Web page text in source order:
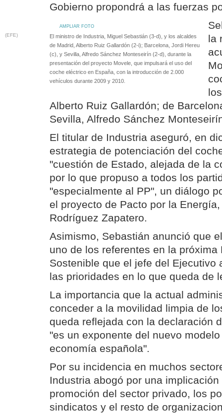
Gobierno propondrá a las fuerzas
AMPLIAR FOTO
(EFE)
El ministro de Industria, Miguel Sebastián (3-d), y los alcaldes
de Madrid, Alberto Ruiz Gallardón (2-i); Barcelona, Jordi Hereu
(c), y Sevilla, Alfredo Sánchez Monteseirín (2-d), durante la
presentación del proyecto Movele, que impulsará el uso del
coche eléctrico en España, con la introducción de 2.000
vehículos durante 2009 y 2010.
la
Alberto Ruiz Gallardón; de
Sevilla, Alfredo Sánchez
El titular de Industria aseguró, en
estrategia de potenciación del
"cuestión de Estado, alejada de la
por lo que propuso a todos los
"especialmente al PP", un diálogo
el proyecto de Pacto por la
Rodríguez Zapatero.
Asimismo, Sebastián anunció que
uno de los referentes en la
Sostenible que el jefe del Ejecutivo
las prioridades en lo que queda de
La importancia que la actual
conceder a la movilidad limpia de
queda reflejada con la declaración
"es un exponente del nuevo
economía española".
Por su incidencia en muchos
Industria abogó por una
promoción del sector privado, los
sindicatos y el resto de